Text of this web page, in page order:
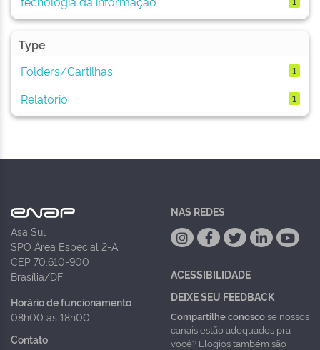
Type
Folders/Cartilhas
1
Relatório 1
Asa Sul
SPO Área Especial 2-A
CEP 70.610-900
Brasília/DF
Horário de funcionamento
08h00 às 18h00
Contato
NAS REDES
ACESSIBILIDADE
DEIXE SEU FEEDBACK
Compartilhe conoscose nossos
canais estão adequados pra
você? Elogios também são